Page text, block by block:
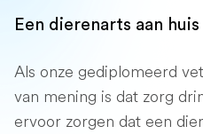
Een dierenarts aan huis
Als onze gediplomeerd
van mening is dat zorg
ervoor zorgen dat een